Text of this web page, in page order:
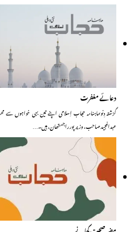
دعائے مغفرت
گزشتہ دِنوںماہنامہ حجاب اِسلامی اپنے تین بہی خواہوں
عبدالمجید صاحب، وزیرپور راجستھان، ہیں۔…